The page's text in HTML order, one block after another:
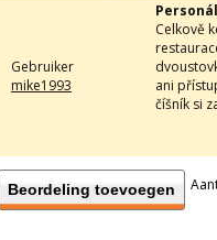
Gebruiker
mike1993
Celkově
ani
číšník si
Beordeling toevoegen